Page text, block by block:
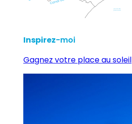
Inspirez-moi
Gagnez votre place au soleil